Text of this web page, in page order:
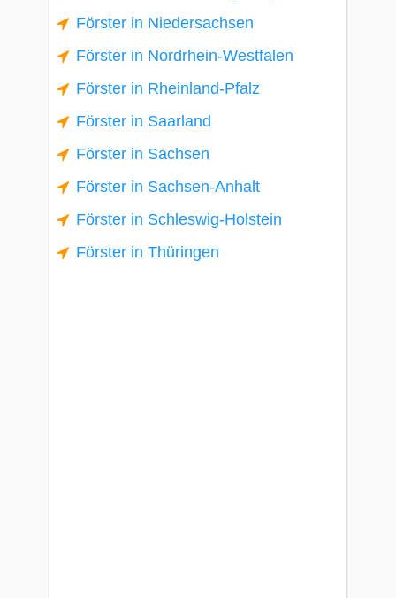
Förster in Niedersachsen
Förster in Nordrhein-Westfalen
Förster in Rheinland-Pfalz
Förster in Saarland
Förster in Sachsen
Förster in Sachsen-Anhalt
Förster in Schleswig-Holstein
Förster in Thüringen